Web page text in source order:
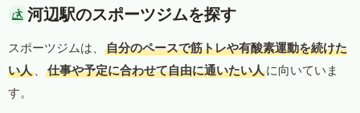
河辺駅のスポーツジムを探す
スポーツジムは、
自分のペースで筋トレや有酸素運動を続けた
い人 、 仕事や予定に合わせて自由に通いたい人に向いていま
す。